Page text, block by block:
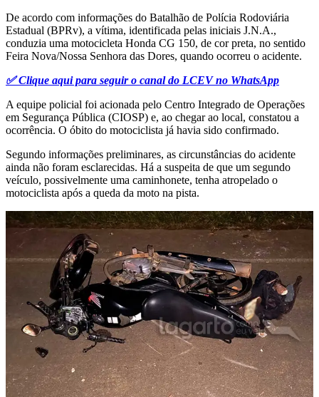
De acordo com informações do Batalhão de Polícia Rodoviária
Estadual (BPRv), a vítima, identificada pelas iniciais J.N.A.,
conduzia uma motocicleta Honda CG 150, de cor preta, no sentido
Feira Nova/Nossa Senhora das Dores, quando ocorreu o acidente.
✅ Clique aqui para seguir o canal do LCEV no WhatsApp
A equipe policial foi acionada pelo Centro Integrado de Operações
em Segurança Pública (CIOSP) e, ao chegar ao local, constatou a
ocorrência. O óbito do motociclista já havia sido confirmado.
Segundo informações preliminares, as circunstâncias do acidente
ainda não foram esclarecidas. Há a suspeita de que um segundo
veículo, possivelmente uma caminhonete, tenha atropelado o
motociclista após a queda da moto na pista.